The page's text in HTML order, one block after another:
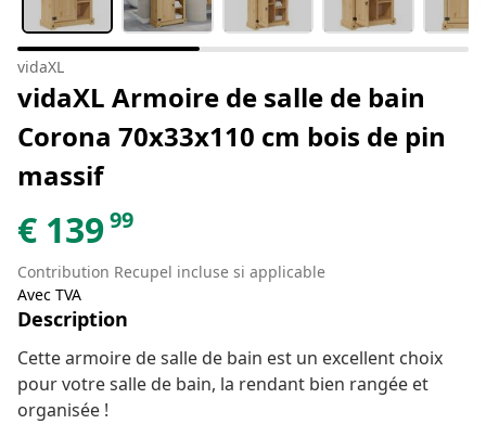
vidaXL
vidaXL Armoire de salle de bain
Corona 70x33x110 cm bois de pin
massif
€ 13999
Contribution Recupel incluse si applicable
Avec TVA
Description
Cette armoire de salle de bain est un excellent choix
pour votre salle de bain, la rendant bien rangée et
organisée !